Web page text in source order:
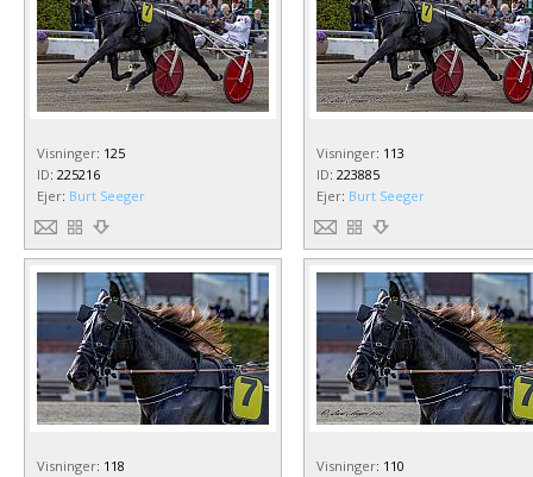
Visninger: 125
ID: 225216
Ejer: Burt Seeger
Visninger: 113
ID: 223885
Ejer: Burt Seeger
Visninger: 118
Visninger: 110